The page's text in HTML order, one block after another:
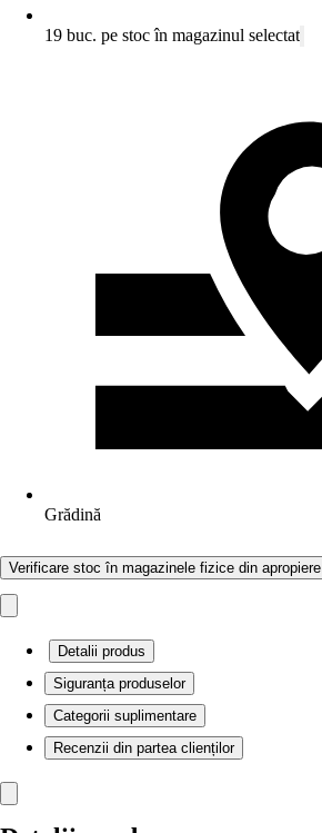
19 buc. pe stoc în magazinul selectat
Grădină
Verificare stoc în magazinele fizice din apropiere
Detalii produs
Siguranța produselor
Categorii suplimentare
Recenzii din partea clienților